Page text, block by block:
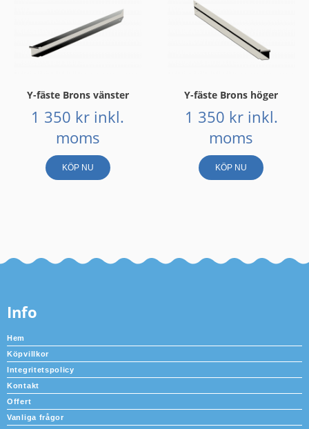
Y-fäste Brons vänster
1 350 kr inkl.
moms
KÖP NU
Y-fäste Brons höger
1 350 kr inkl.
moms
KÖP NU
Info
Hem
Köpvillkor
Integritetspolicy
Kontakt
Offert
Vanliga frågor